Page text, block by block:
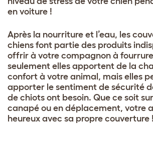
en voiture !
Après la nourriture et l’eau, les
chiens font partie des produits
offrir à votre compagnon à
seulement elles apportent de la
confort à votre animal, mais elles
apporter le sentiment de sécurité
de chiots ont besoin. Que ce soit
canapé ou en déplacement, votre
heureux avec sa propre couverture !